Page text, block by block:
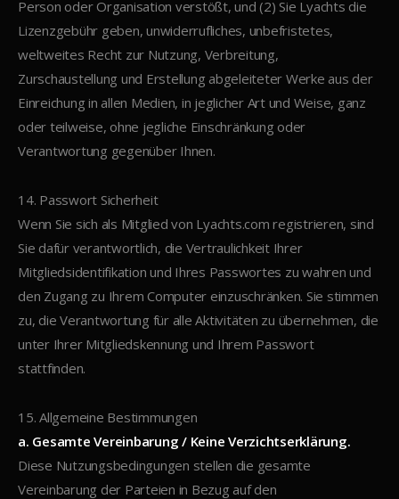
Person oder Organisation verstößt, und (2) Sie Lyachts die
Lizenzgebühr geben, unwiderrufliches, unbefristetes,
weltweites Recht zur Nutzung, Verbreitung,
Zurschaustellung und Erstellung abgeleiteter Werke aus der
Einreichung in allen Medien, in jeglicher Art und Weise, ganz
oder teilweise, ohne jegliche Einschränkung oder
Verantwortung gegenüber Ihnen.
14. Passwort Sicherheit
Wenn Sie sich als Mitglied von Lyachts.com registrieren, sind
Sie dafür verantwortlich, die Vertraulichkeit Ihrer
Mitgliedsidentifikation und Ihres Passwortes zu wahren und
den Zugang zu Ihrem Computer einzuschränken. Sie stimmen
zu, die Verantwortung für alle Aktivitäten zu übernehmen, die
unter Ihrer Mitgliedskennung und Ihrem Passwort
stattfinden.
15. Allgemeine Bestimmungen
a. Gesamte Vereinbarung / Keine Verzichtserklärung.
Diese Nutzungsbedingungen stellen die gesamte
Vereinbarung der Parteien in Bezug auf den